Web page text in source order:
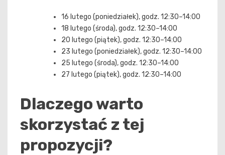
16 lutego (poniedziałek), godz. 12:30–14:00
18 lutego (środa), godz. 12:30–14:00
20 lutego (piątek), godz. 12:30–14:00
23 lutego (poniedziałek), godz. 12:30–14:00
25 lutego (środa), godz. 12:30–14:00
27 lutego (piątek), godz. 12:30–14:00
Dlaczego warto
skorzystać z tej
propozycji?